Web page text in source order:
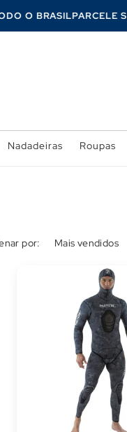
TODO O BRASIL
Nadadeiras Roupas
por: